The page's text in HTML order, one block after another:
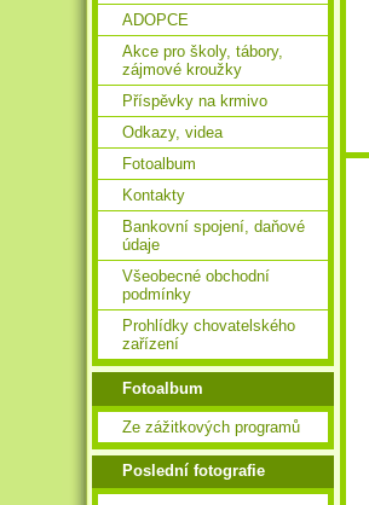
ADOPCE
Akce pro školy, tábory,
zájmové kroužky
Příspěvky na krmivo
Odkazy, videa
Fotoalbum
Kontakty
Bankovní spojení, daňové
údaje
Všeobecné obchodní
podmínky
Prohlídky chovatelského
zařízení
Fotoalbum
Ze zážitkových programů
Poslední fotografie